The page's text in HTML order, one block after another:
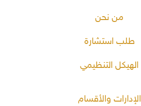
من نحن
طلب استشارة
الهيكل التنظيمي
الإدارات والأقسام